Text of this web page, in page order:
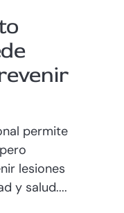
permite
lesiones
y salud....